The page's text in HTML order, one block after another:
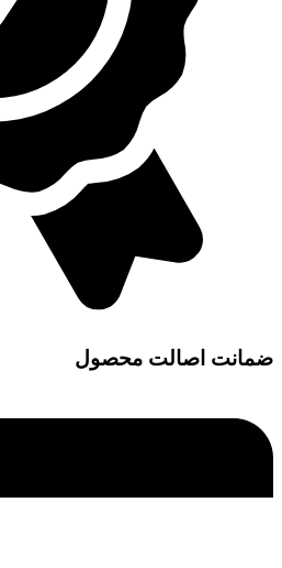
ضمانت اصالت محصول